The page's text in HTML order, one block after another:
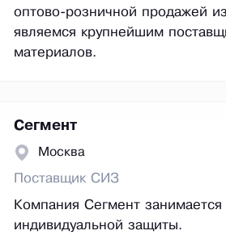
оптово-розничной продажей
являемся крупнейшим
материалов.
Сегмент
Москва
Поставщик СИЗ
Компания Сегмент
индивидуальной защиты.